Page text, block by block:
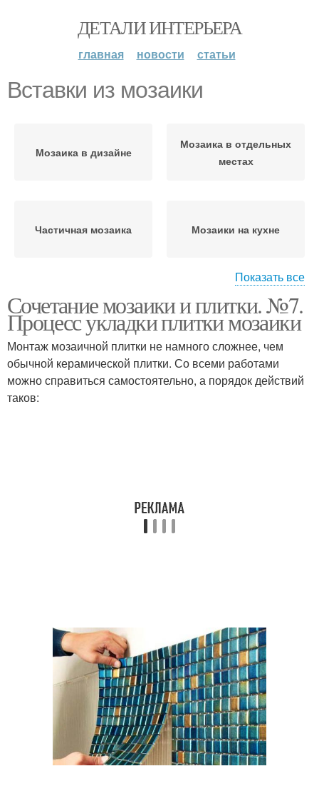
ДЕТАЛИ ИНТЕРЬЕРА
главная новости статьи
Вставки из мозаики
Мозаика в дизайне
Мозаика в отдельных
местах
Частичная мозаика Мозаики на кухне
Декор из мозаики Мозаика с рисунком
Показать все
Сочетание мозаики и плитки. №7.
Процесс укладки плитки мозаики
Монтаж мозаичной плитки не намного сложнее, чем
обычной керамической плитки. Со всеми работами
можно справиться самостоятельно, а порядок действий
таков: